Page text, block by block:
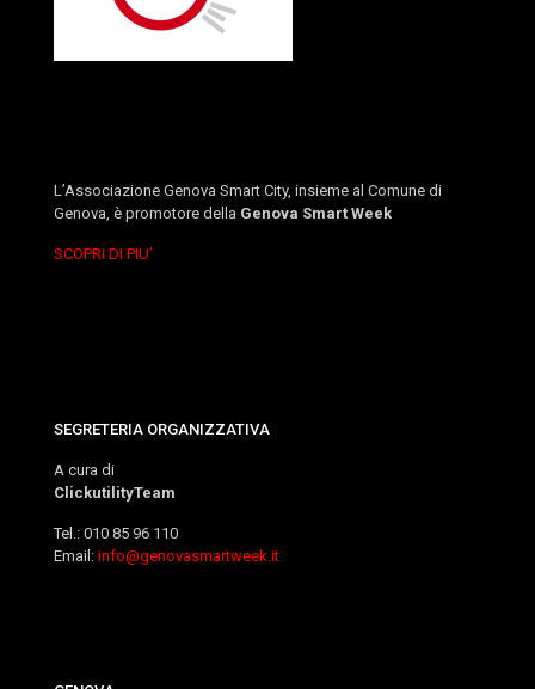
L’Associazione Genova Smart City, insieme al Comune di
Genova, è promotore della Genova Smart Week
SCOPRI DI PIU’
SEGRETERIA ORGANIZZATIVA
A cura di
ClickutilityTeam
Tel.: 010 85 96 110
Email: info@genovasmartweek.it